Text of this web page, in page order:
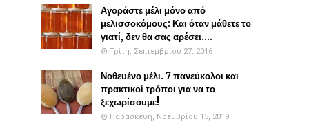
Αγοράστε μέλι μόνο από
μελισσοκόμους: Και όταν μάθετε το
γιατί, δεν θα σας αρέσει....
Τρίτη, Σεπτεμβρίου 27, 2016
Νοθευένο μέλι. 7 πανεύκολοι και
πρακτικοί τρόποι για να το
ξεχωρίσουμε!
Παρασκευή, Νοεμβρίου 15, 2019